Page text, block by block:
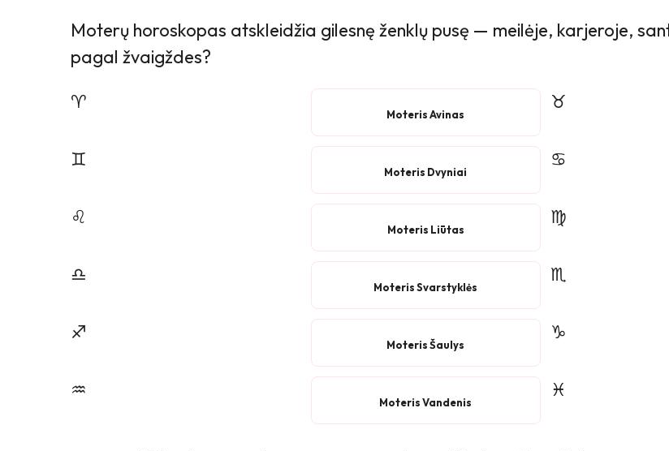
Moterų horoskopas atskleidžia gilesnę ženklų pusę — meilėje, karjeroje,
pagal žvaigždes?
♈
Moteris Avinas
♉
♊
Moteris Dvyniai
♋
♌
Moteris Liūtas
♍
♎
Moteris Svarstyklės
♏
♐
Moteris Šaulys
♑
♒
Moteris Vandenis
♓